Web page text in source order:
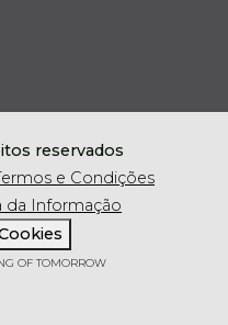
reservados
e Condições
da Informação
OF TOMORROW